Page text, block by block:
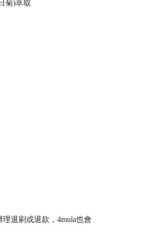
菊)萃取
退刷或退款，4mula也會